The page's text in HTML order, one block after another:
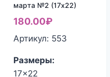
марта №2 (17х22)
180.00₽
Артикул: 553
Размеры:
17x22